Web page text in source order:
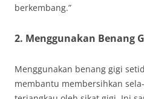
berkembang.”
2. Menggunakan Benang
Menggunakan benang gigi
membantu membersihkan